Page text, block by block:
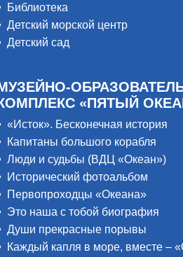
Библиотека
Детский морской центр
Детский сад
«ПЯТЫЙ
«Исток». Бесконечная история
Капитаны большого корабля
Люди и судьбы (ВДЦ «Океан»)
Исторический фотоальбом
Первопроходцы «Океана»
Это наша с тобой биография
Души прекрасные порывы
Каждый капля в море, вместе –